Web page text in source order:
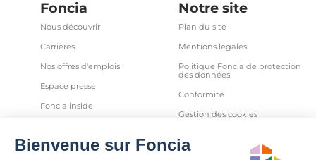
Foncia
Nous découvrir
Carrières
Nos offres d'emplois
Espace presse
Foncia inside
Partenaires
Notre site
Plan du site
Mentions légales
Politique Foncia de protection
des données
Conformité
Gestion des cookies
et autres traceurs